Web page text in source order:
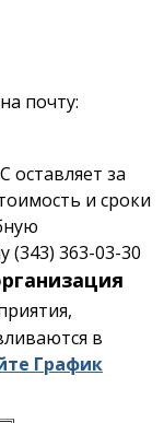
почту:
оставляет за
и сроки
363-03-30
в
График